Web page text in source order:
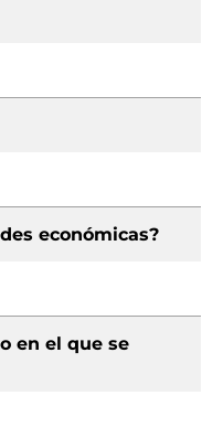
económicas?
en el que se